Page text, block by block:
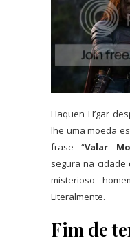
Haquen H’gar
lhe uma moeda
frase “Valar
segura na cidade
misterioso
Literalmente.
Fim de